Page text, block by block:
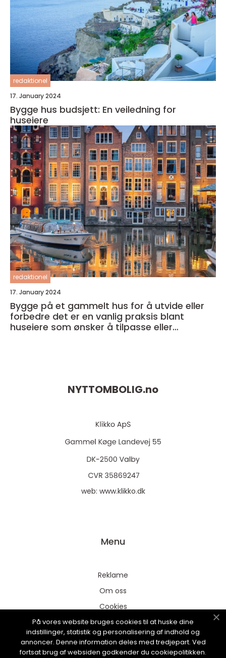
redaktionel
17. January 2024
Bygge hus budsjett: En veiledning for
huseiere
redaktionel
17. January 2024
Bygge på et gammelt hus for å utvide eller
forbedre det er en vanlig praksis blant
huseiere som ønsker å tilpasse eller
NYTTOMBOLIG.no
web: www.klikko.dk
Menu
Reklame
Om oss
Cookies
Kontakt Oss
Sitemap
På vores website bruges cookies til at huske dine
indstillinger, statistik og personalisering af indhold og
annoncer. Denne information deles med tredjepart. Ved
fortsat brug af websiden godkender du cookiepolitikken.